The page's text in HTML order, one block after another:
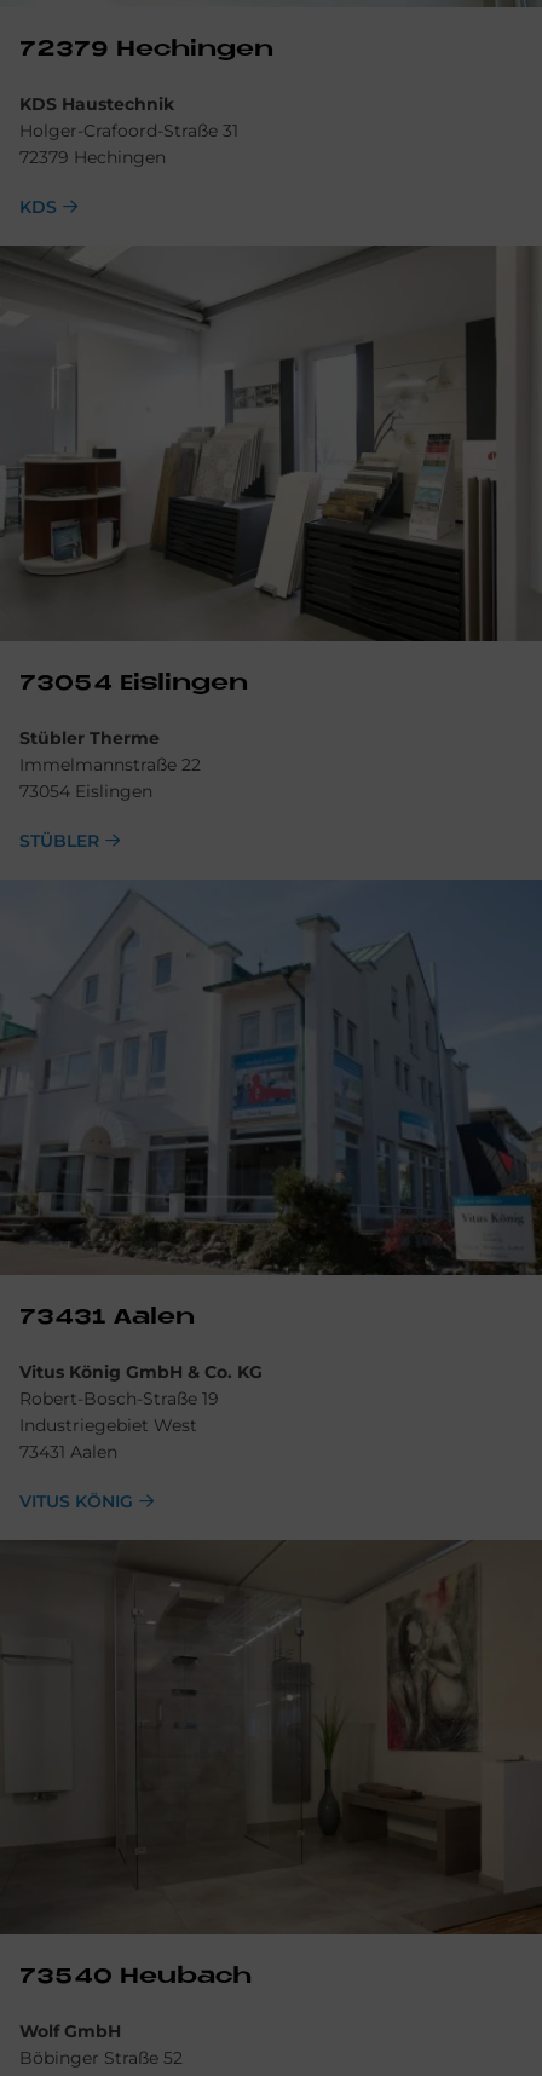
72379 He­chin­gen
KDS Haustechnik
Holger-Crafoord-Straße 31
72379 Hechingen
KDS
73054 Eis­lin­gen
Stübler Therme
Immelmannstraße 22
73054 Eislingen
STÜBLER
73431 Aa­len
Vitus König GmbH & Co. KG
Robert-Bosch-Straße 19
Industriegebiet West
73431 Aalen
VITUS KÖNIG
73540 Heu­bach
Wolf GmbH
Böbinger Straße 52